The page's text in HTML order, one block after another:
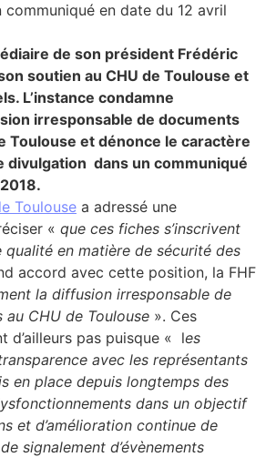
en date du 12 avril
de son président Frédéric
soutien au CHU de Toulouse et
L’instance condamne
irresponsable de documents
Toulouse et dénonce le caractère
divulgation dans un communiqué
Toulouse a adressé une
« que ces fiches s’inscrivent
qualité en matière de sécurité des
accord avec cette position, la FHF
la diffusion irresponsable de
CHU de Toulouse ». Ces
d’ailleurs pas puisque « les
avec les représentants
en place depuis longtemps des
dans un objectif
et d’amélioration continue de
signalement d’évènements